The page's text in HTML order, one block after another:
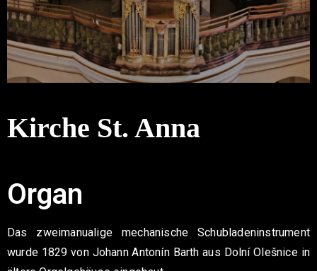
Kirche St. Anna
Organ
Das zweimanualige mechanische Schubladeninstrument
wurde 1829 von Johann Antonín Barth aus Dolní Olešnice in